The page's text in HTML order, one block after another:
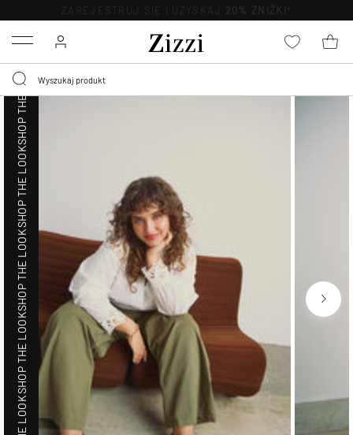
DOSTAWA OD 59 ZŁ *
Menu
SHOP THE LOOK
SHOP THE LOOK
SHOP THE LOOK
SHOP THE LOOK
SHOP THE LOOK